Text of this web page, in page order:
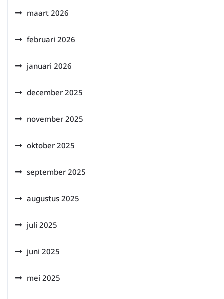
maart 2026
februari 2026
januari 2026
december 2025
november 2025
oktober 2025
september 2025
augustus 2025
juli 2025
juni 2025
mei 2025